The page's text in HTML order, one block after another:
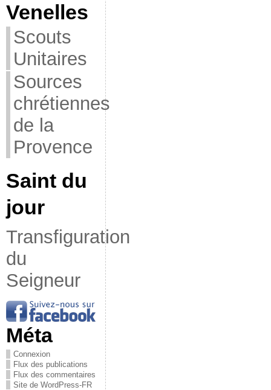
Venelles
Scouts
Unitaires
Sources
chrétiennes
de la
Provence
Saint du
jour
Transfiguration
du
Seigneur
Méta
Connexion
Flux des publications
Flux des commentaires
Site de WordPress-FR